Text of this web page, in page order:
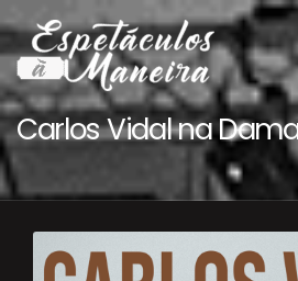
Carlos Vidal na